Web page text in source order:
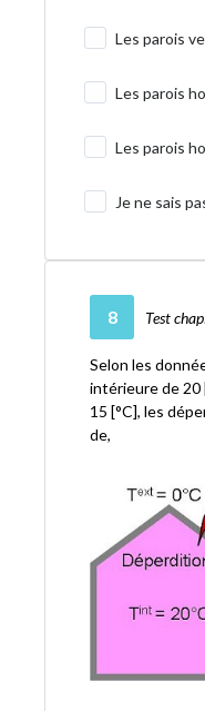
Les parois
Les parois
Les parois
Je ne sais
8 Test
Selon les
intérieure de
15 [°C], les
de,